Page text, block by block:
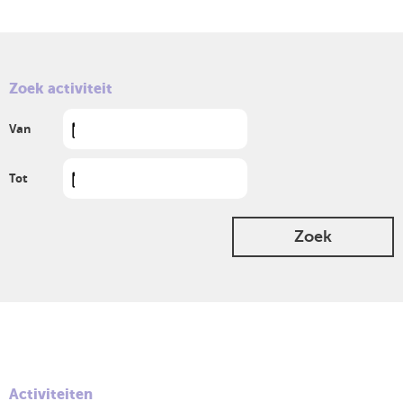
Zoek activiteit
Van
Tot
Zoek
Activiteiten